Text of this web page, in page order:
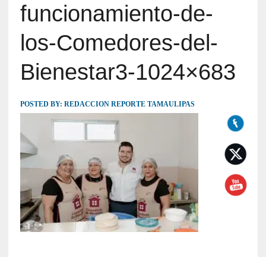
funcionamiento-de-
los-Comedores-del-
Bienestar3-1024×683
POSTED BY: REDACCION REPORTE TAMAULIPAS